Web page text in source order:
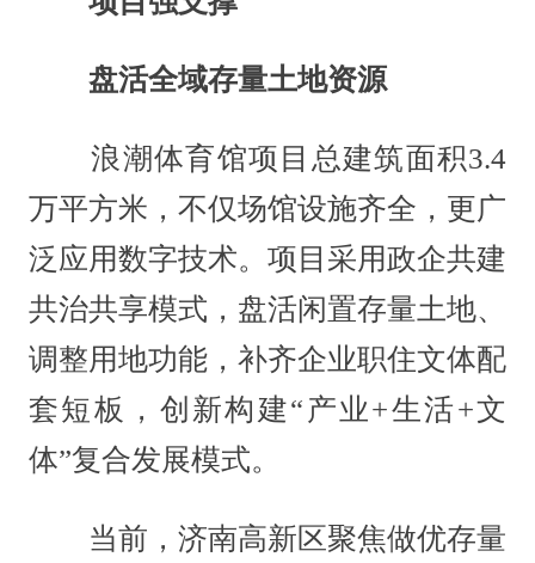
盘活全域存量土地资源
浪潮体育馆项目总建筑面积3.4
万平方米，不仅场馆设施齐全，更广
泛应用数字技术。项目采用政企共建
共治共享模式，盘活闲置存量土地、
调整用地功能，补齐企业职住文体配
套短板，创新构建“产业+生活+文
体”复合发展模式。
当前，济南高新区聚焦做优存量